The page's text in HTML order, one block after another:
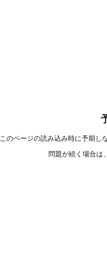
このページの読み込み時に予期し
問題が続く場合は、